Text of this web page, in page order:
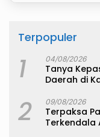
Terpopuler
1 04/08/2026
Tanya
Daerah di
2 09/08/2026
Terpaksa
Terkendala